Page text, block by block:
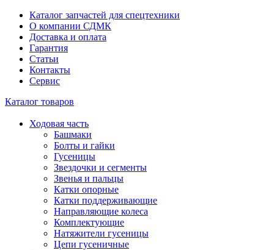
Каталог запчастей для спецтехники
О компании СДМК
Доставка и оплата
Гарантия
Статьи
Контакты
Сервис
Каталог товаров
Ходовая часть
Башмаки
Болты и гайки
Гусеницы
Звездочки и сегменты
Звенья и пальцы
Катки опорные
Катки поддерживающие
Направляющие колеса
Комплектующие
Натяжители гусеницы
Цепи гусеничные